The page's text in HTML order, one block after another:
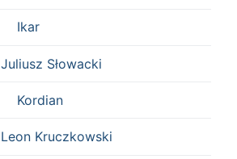
Ikar
Juliusz Słowacki
Kordian
Leon Kruczkowski